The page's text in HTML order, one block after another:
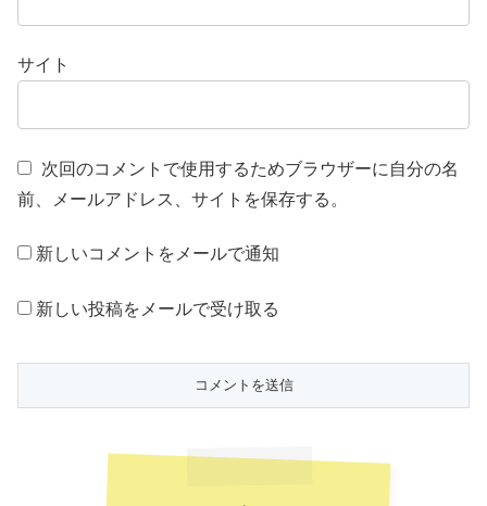
サイト
次回のコメントで使用するためブラウザーに自分の名
前、メールアドレス、サイトを保存する。
新しいコメントをメールで通知
新しい投稿をメールで受け取る